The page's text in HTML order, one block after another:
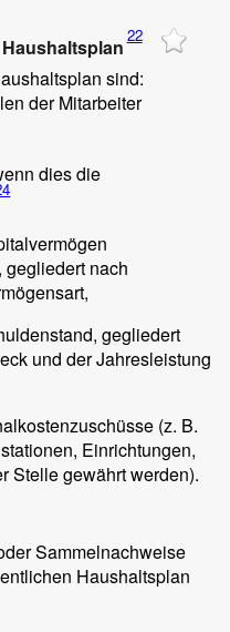
22
sind:
der Mitarbeiter
dies die
nach
gegliedert
und der Jahresleistung
(z. B.
Einrichtungen,
Stelle gewährt werden).
Sammelnachweise
Haushaltsplan